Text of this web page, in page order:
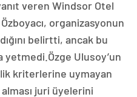
veren Windsor Otel
organizasyonun
belirtti, ancak bu
yetmedi.Özge Ulusoy’un
kriterlerine uymayan
juri üyelerini